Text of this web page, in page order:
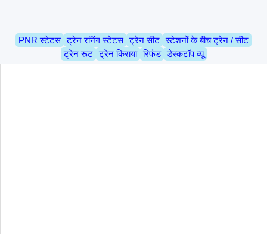
PNR स्टेटस ट्रेन रनिंग स्टेटस ट्रेन सीट स्टेशनों के बीच ट्रेन / सीट
ट्रेन रूट ट्रेन किराया रिफंड डेस्कटॉप व्यू